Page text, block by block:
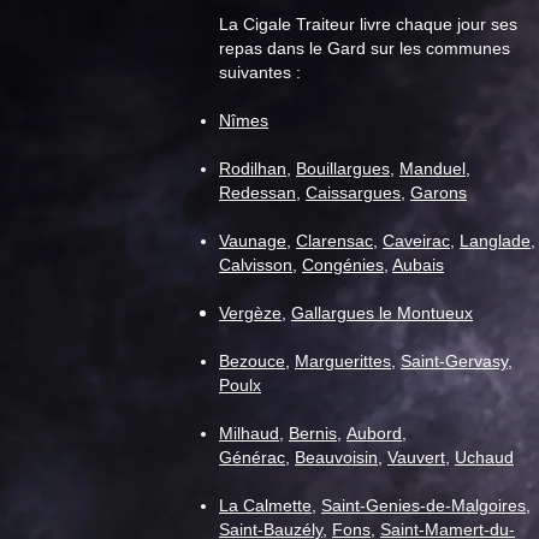
senior" pour la semaine du 11
La Cigale Traiteur livre chaque jour ses
repas dans le Gard sur les communes
suivantes :
Nîmes
Rodilhan, Bouillargues, Manduel,
Redessan, Caissargues, Garons
Vaunage, Clarensac, Caveirac, Langlade,
Calvisson, Congénies, Aubais
Vergèze, Gallargues le Montueux
Bezouce, Marguerittes, Saint-Gervasy,
Poulx
Milhaud, Bernis, Aubord,
Générac, Beauvoisin, Vauvert, Uchaud
La Calmette, Saint-Genies-de-Malgoires,
Saint-Bauzély, Fons, Saint-Mamert-du-